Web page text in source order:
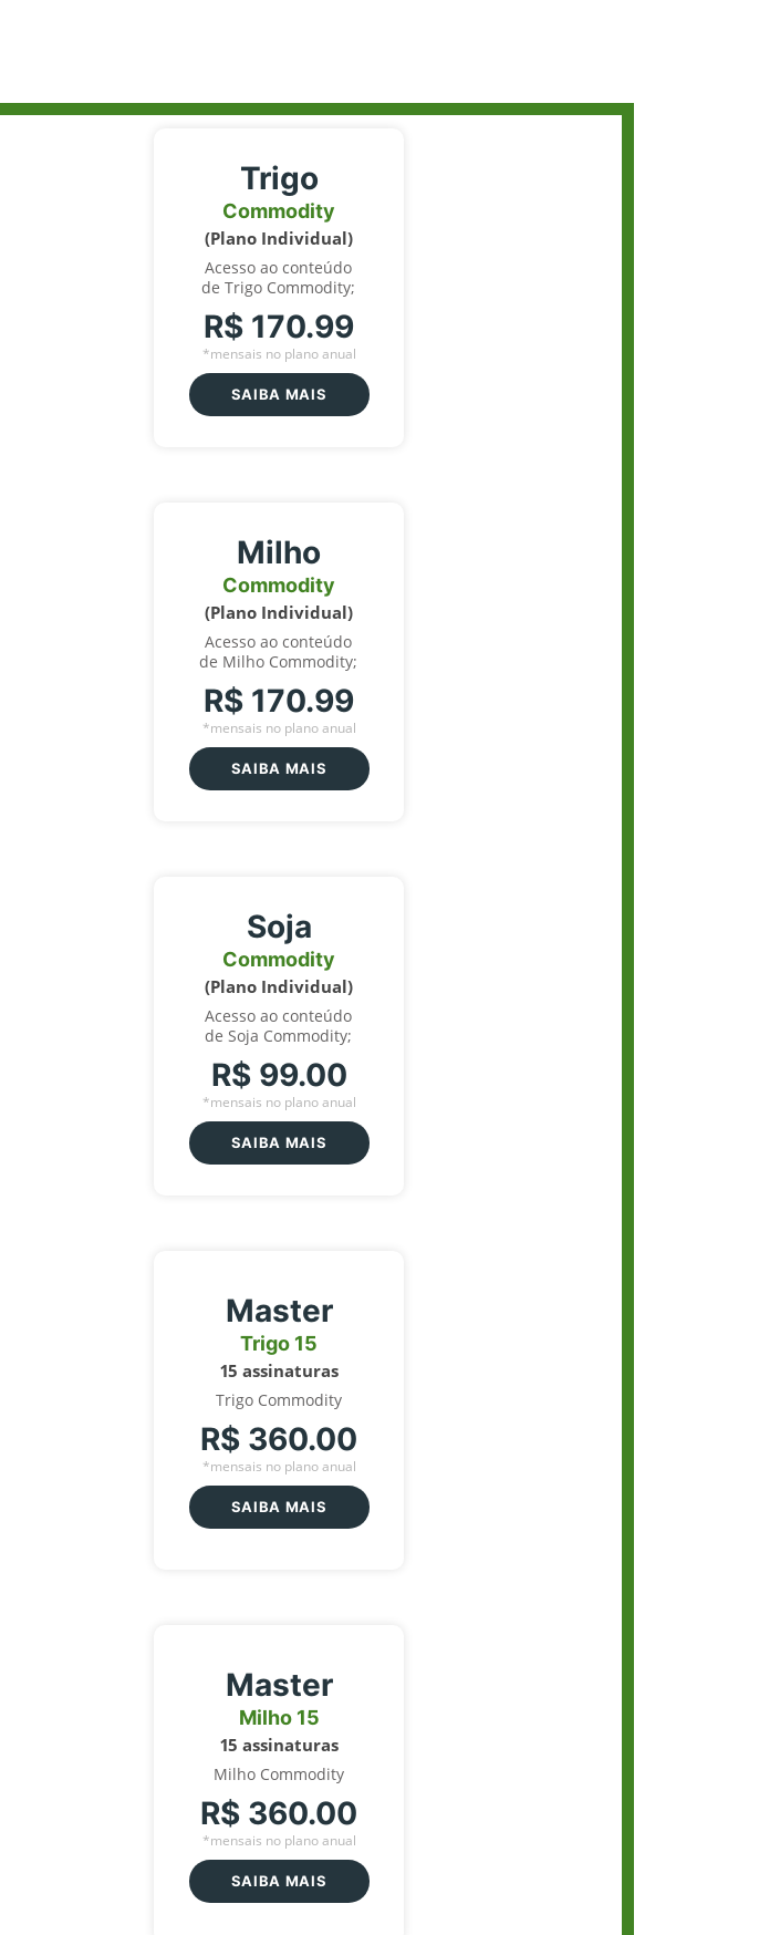
Trigo
Commodity
(Plano Individual)
Acesso ao conteúdo
de Trigo Commodity;
R$ 170.99
*mensais no plano anual
SAIBA MAIS
Milho
Commodity
(Plano Individual)
Acesso ao conteúdo
de Milho Commodity;
R$ 170.99
*mensais no plano anual
SAIBA MAIS
Soja
Commodity
(Plano Individual)
Acesso ao conteúdo
de Soja Commodity;
R$ 99.00
*mensais no plano anual
SAIBA MAIS
Master
Trigo 15
15 assinaturas
Trigo Commodity
R$ 360.00
*mensais no plano anual
SAIBA MAIS
Master
Milho 15
15 assinaturas
Milho Commodity
R$ 360.00
*mensais no plano anual
SAIBA MAIS